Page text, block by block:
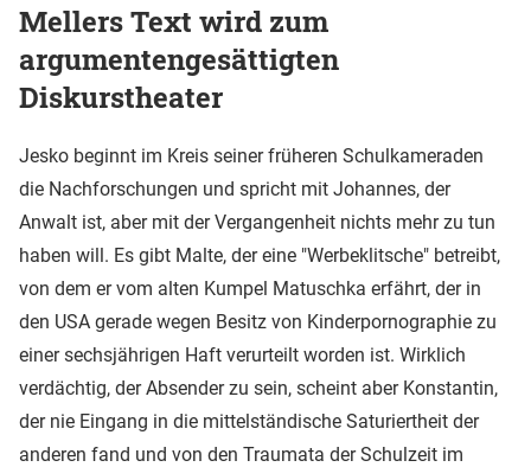
Mellers Text wird zum
argumentengesättigten
Diskurstheater
Jesko beginnt im Kreis seiner früheren Schulkameraden
die Nachforschungen und spricht mit Johannes, der
Anwalt ist, aber mit der Vergangenheit nichts mehr zu tun
haben will. Es gibt Malte, der eine "Werbeklitsche" betreibt,
von dem er vom alten Kumpel Matuschka erfährt, der in
den USA gerade wegen Besitz von Kinderpornographie zu
einer sechsjährigen Haft verurteilt worden ist. Wirklich
verdächtig, der Absender zu sein, scheint aber Konstantin,
der nie Eingang in die mittelständische Saturiertheit der
anderen fand und von den Traumata der Schulzeit im